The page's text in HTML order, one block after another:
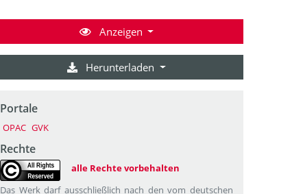
Anzeigen
Herunterladen
Portale
OPAC GVK
Rechte
alle Rechte vorbehalten
Das Werk darf ausschließlich nach den vom deutschen